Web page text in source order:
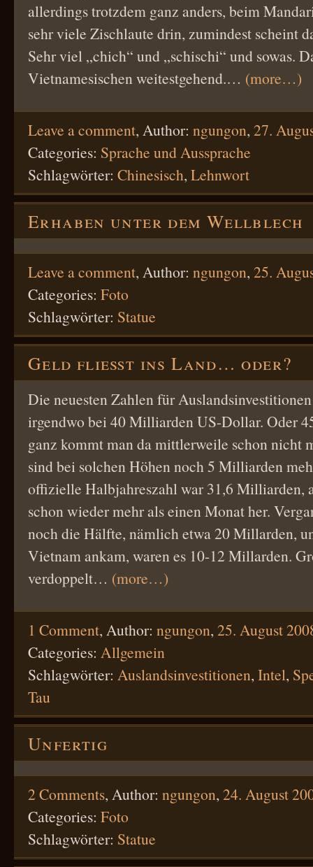
allerdings trotzdem ganz anders, beim
sehr viele Zischlaute drin, zumindest scheint
Sehr viel „chich“ und „schischi“ und sowas.
Vietnamesischen weitestgehend.… (more…)
Leave a comment, Author: ngungon, 27.
Categories: Sprache und Aussprache
Schlagwörter: Chinesisch, Lehnwort
Erhaben unter dem Wellblech
Leave a comment, Author: ngungon, 25.
Categories: Foto
Schlagwörter: Statue
Geld fließt ins Land… oder?
Die neuesten Zahlen für
irgendwo bei 40 Milliarden US-Dollar. Oder
ganz kommt man da mittlerweile schon nicht
sind bei solchen Höhen noch 5 Milliarden
offizielle Halbjahreszahl war 31,6 Milliarden,
schon wieder mehr als einen Monat her.
noch die Hälfte, nämlich etwa 20 Millarden,
Vietnam ankam, waren es 10-12 Millarden.
verdoppelt… (more…)
1 Comment, Author: ngungon, 25. August
Categories: Allgemein
Schlagwörter: Auslandsinvestitionen, Intel,
Tau
Unfertig
2 Comments, Author: ngungon, 24. August
Categories: Foto
Schlagwörter: Statue